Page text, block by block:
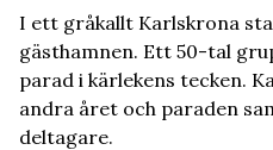
I ett gråkallt Karlskrona
gästhamnen. Ett 50-tal
parad i kärlekens tecken.
andra året och paraden
deltagare.